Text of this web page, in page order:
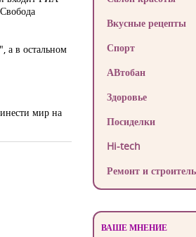
а в остальном
мир на
Вкусные рецепты
Спорт
АВтобан
Здоровье
Посиделки
Hi-tech
Ремонт и
ВАШЕ МНЕНИЕ